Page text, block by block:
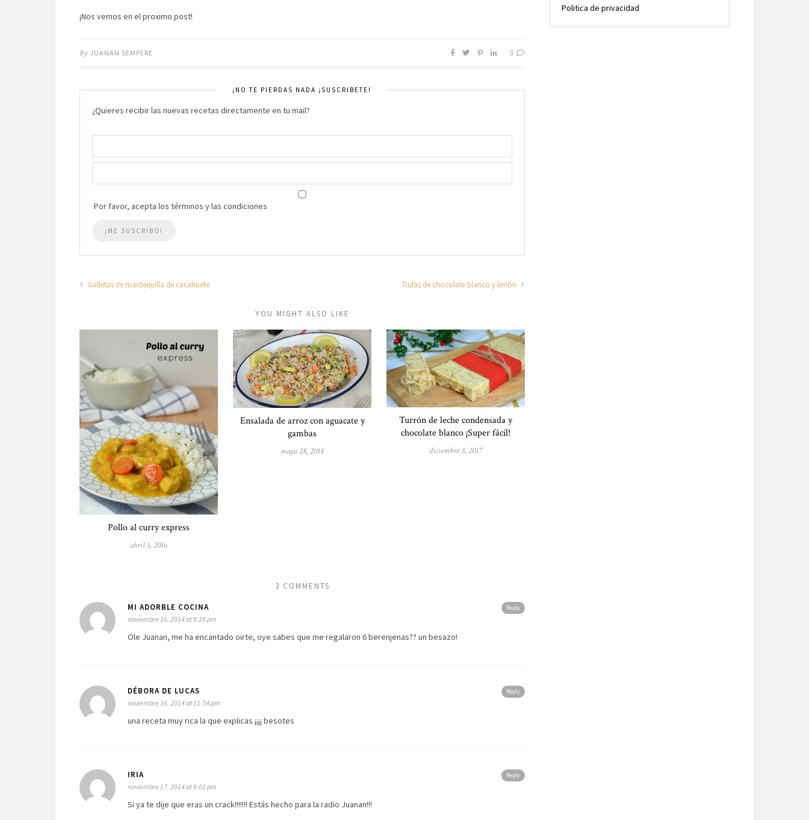
¡Nos vemos en el proximo post!
By JUANAN SEMPERE 3
¡NO TE PIERDAS NADA ¡SUSCRIBETE!
¿Quieres recibir las nuevas recetas directamente en tu mail?
Por favor, acepta los términos y las condiciones
Galletas de mantequilla de cacahuete Trufas de chocolate blanco y limón
YOU MIGHT ALSO LIKE
Pollo al curry express
abril 5, 2016
Ensalada de arroz con aguacate y
gambas
mayo 28, 2018
Turrón de leche condensada y
chocolate blanco ¡Super fácil!
diciembre 3, 2017
3 COMMENTS
Reply
MI ADORBLE COCINA
noviembre 16, 2014 at 9:26 pm
Ole Juanan, me ha encantado oirte, oye sabes que me regalaron 6 berenjenas?? un besazo!
Reply
DÉBORA DE LUCAS
noviembre 16, 2014 at 11:34 pm
una receta muy rica la que explicas ¡¡¡¡ besotes
Reply
IRIA
noviembre 17, 2014 at 6:01 pm
Si ya te dije que eras un crack!!!!!!! Estás hecho para la radio Juanan!!!
Politica de privacidad